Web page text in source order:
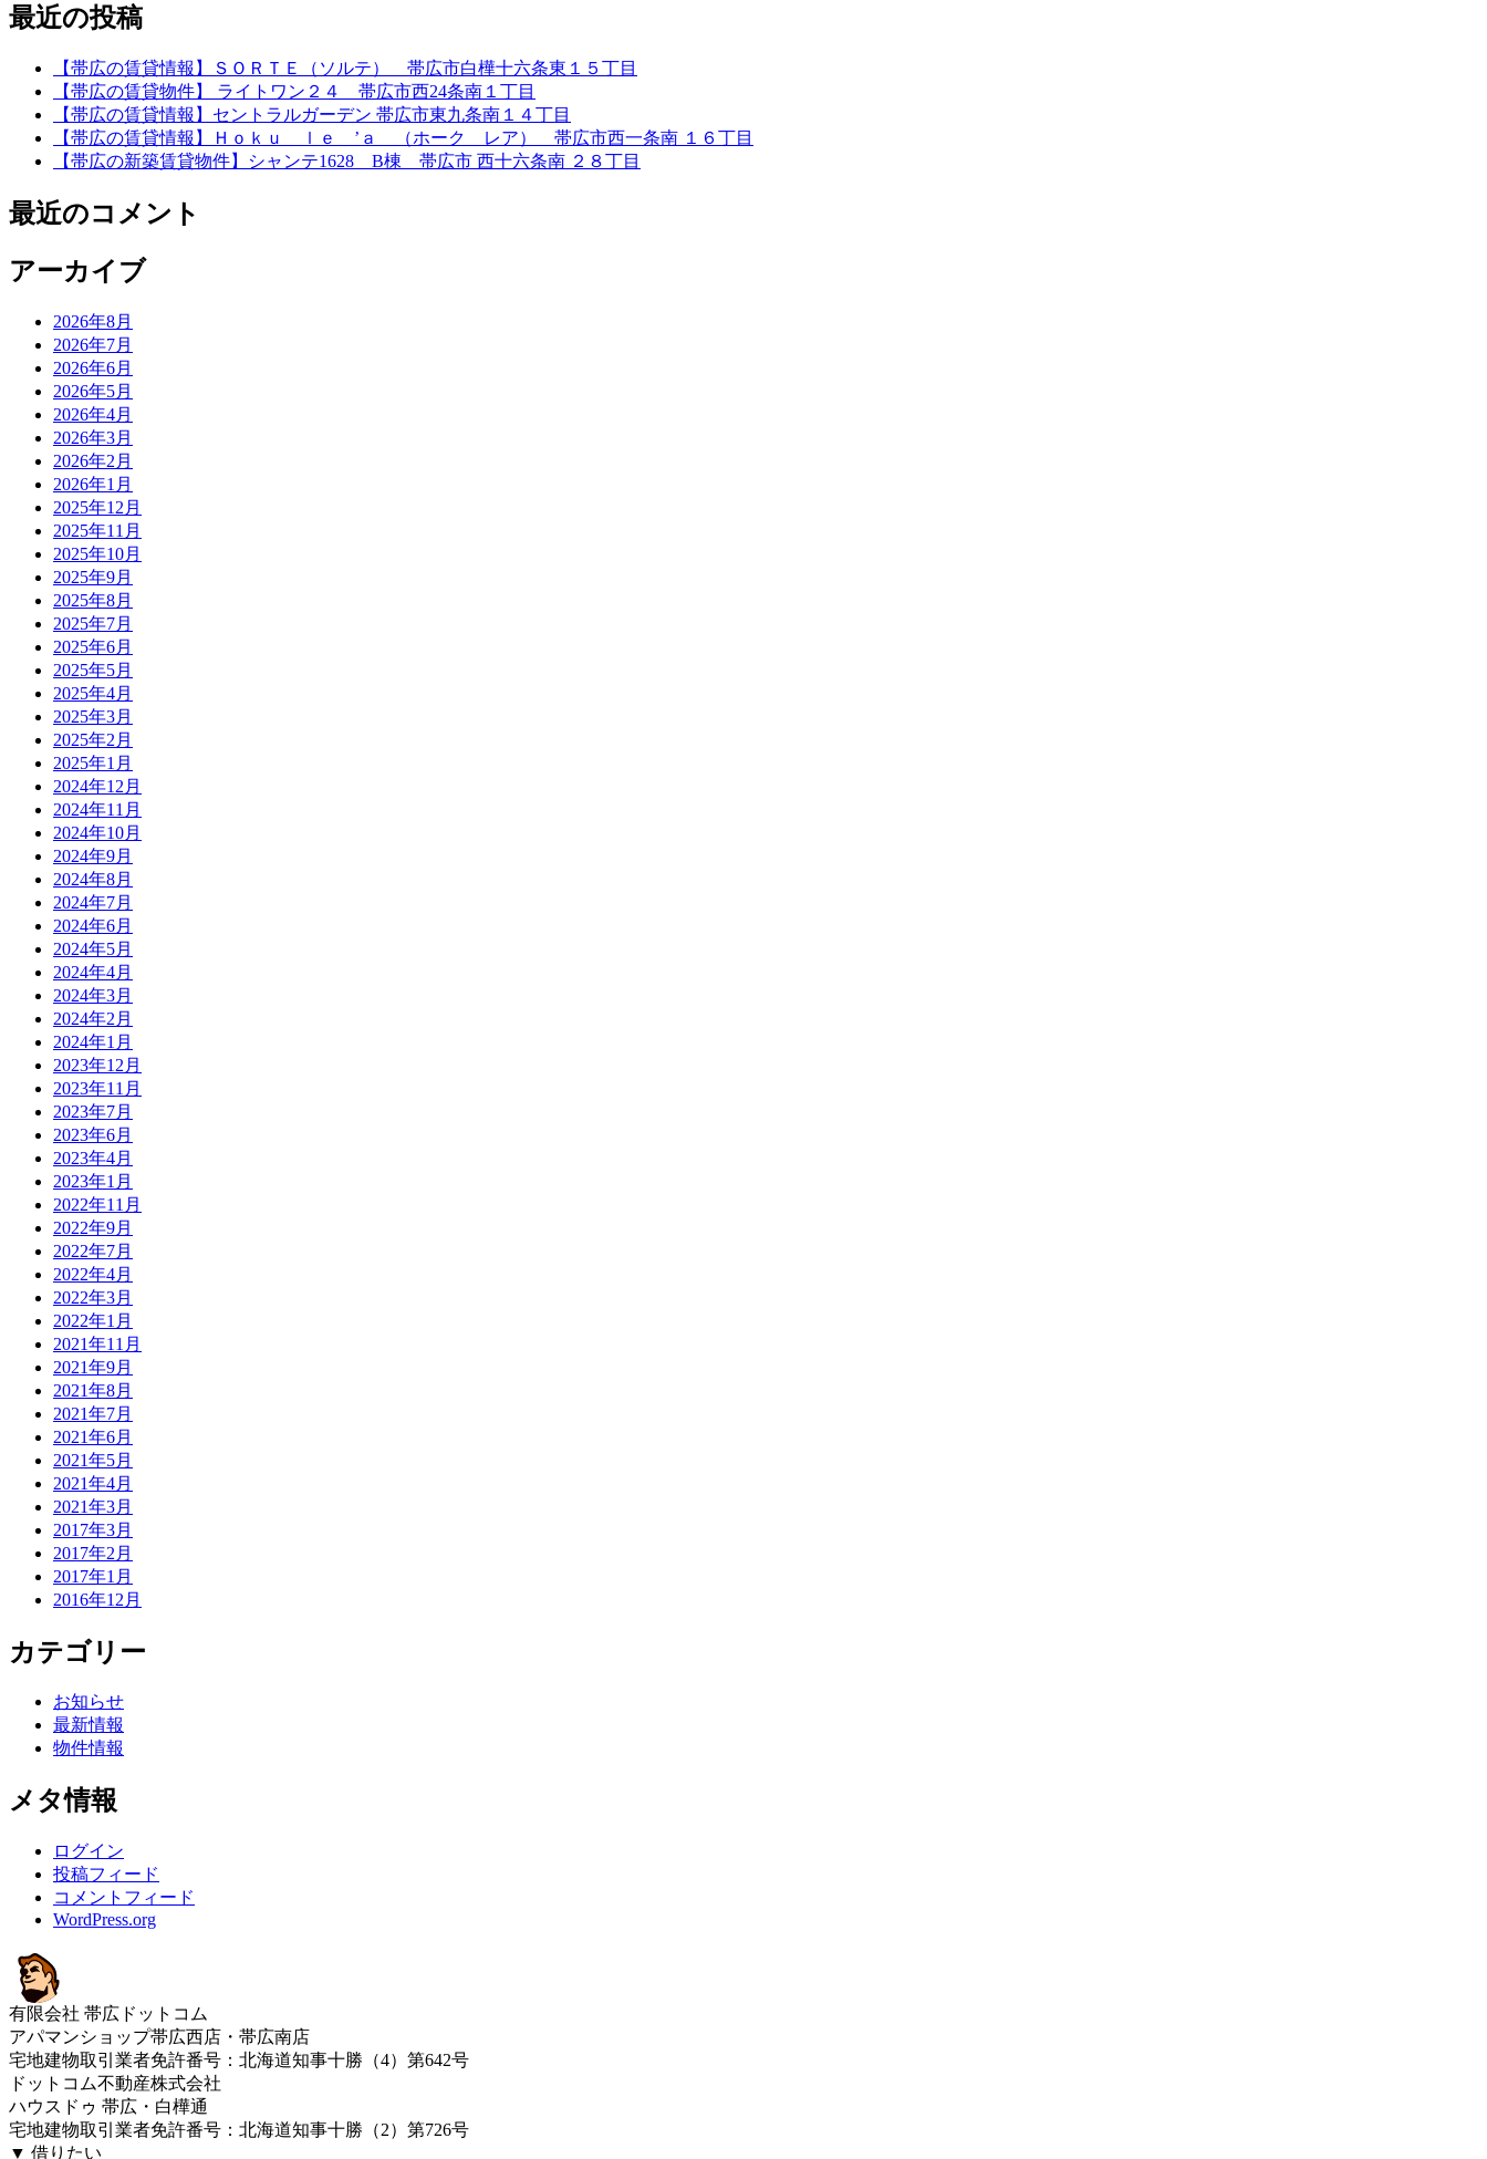
ナ
ョ
ン
対
象:
最近の投稿
【帯広の賃貸情報】ＳＯＲＴＥ（ソルテ） 帯広市白樺十六条東１５丁目
【帯広の賃貸物件】 ライトワン２４ 帯広市西24条南１丁目
【帯広の賃貸情報】セントラルガーデン 帯広市東九条南１４丁目
【帯広の賃貸情報】Ｈｏｋｕ ｌｅ ’ａ （ホーク レア） 帯広市西一条南 １６丁目
【帯広の新築賃貸物件】シャンテ1628 B棟 帯広市 西十六条南 ２８丁目
最近のコメント
アーカイブ
2026年8月
2026年7月
2026年6月
2026年5月
2026年4月
2026年3月
2026年2月
2026年1月
2025年12月
2025年11月
2025年10月
2025年9月
2025年8月
2025年7月
2025年6月
2025年5月
2025年4月
2025年3月
2025年2月
2025年1月
2024年12月
2024年11月
2024年10月
2024年9月
2024年8月
2024年7月
2024年6月
2024年5月
2024年4月
2024年3月
2024年2月
2024年1月
2023年12月
2023年11月
2023年7月
2023年6月
2023年4月
2023年1月
2022年11月
2022年9月
2022年7月
2022年4月
2022年3月
2022年1月
2021年11月
2021年9月
2021年8月
2021年7月
2021年6月
2021年5月
2021年4月
2021年3月
2017年3月
2017年2月
2017年1月
2016年12月
カテゴリー
お知らせ
最新情報
物件情報
メタ情報
ログイン
投稿フィード
コメントフィード
WordPress.org
有限会社 帯広ドットコム
アパマンショップ帯広西店・帯広南店
宅地建物取引業者免許番号：北海道知事十勝（4）第642号
ドットコム不動産株式会社
ハウスドゥ 帯広・白樺通
宅地建物取引業者免許番号：北海道知事十勝（2）第726号
▼ 借りたい